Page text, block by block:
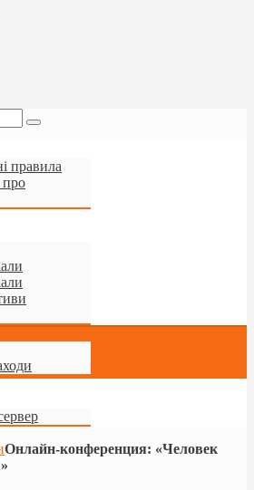
правила
Онлайн-конференция: «Человек